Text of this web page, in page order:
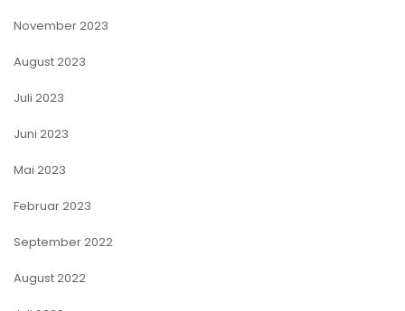
November 2023
August 2023
Juli 2023
Juni 2023
Mai 2023
Februar 2023
September 2022
August 2022